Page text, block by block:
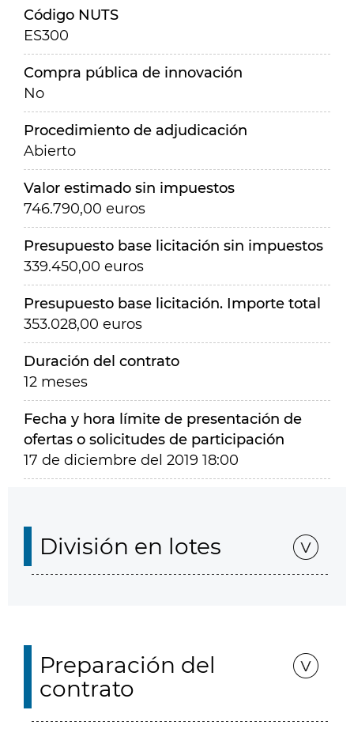
Código NUTS
ES300
Compra pública de innovación
No
Procedimiento de adjudicación
Abierto
Valor estimado sin impuestos
746.790,00 euros
Presupuesto base licitación sin impuestos
339.450,00 euros
Presupuesto base licitación. Importe total
353.028,00 euros
Duración del contrato
12 meses
Fecha y hora límite de presentación de
ofertas o solicitudes de participación
17 de diciembre del 2019 18:00
División en lotes
Preparación del
contrato